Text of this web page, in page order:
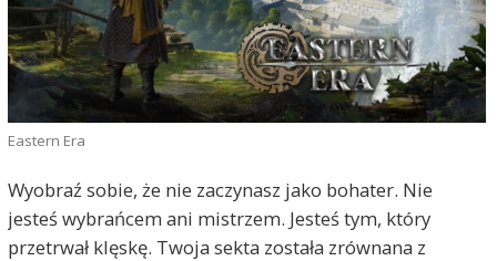
Eastern Era
Wyobraź sobie, że nie zaczynasz jako bohater. Nie
jesteś wybrańcem ani mistrzem. Jesteś tym, który
przetrwał klęskę. Twoja sekta została zrównana z